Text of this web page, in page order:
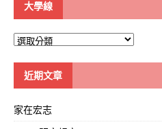
大學線
大
近期文章
家在宏志